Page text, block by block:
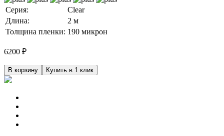
Серия:
Clear
Длина:
2 м
Толщина пленки: 190 микрон
6200 ₽
В корзину Купить в 1 клик